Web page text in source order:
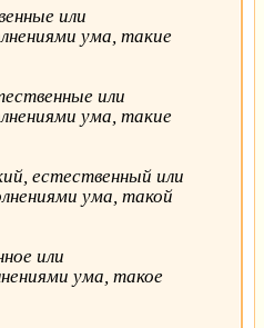
или
ума, такие
или
ума, такие
естественный или
ума, такой
или
ума, такое